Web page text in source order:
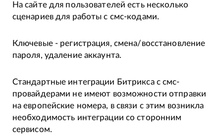
На сайте для пользователей есть несколько
сценариев для работы с смс-кодами.
Ключевые - регистрация, смена/восстановление
пароля, удаление аккаунта.
Стандартные интеграции Битрикса с смс-
провайдерами не имеют возможности отправки
на европейские номера, в связи с этим возникла
необходимость интеграции со сторонним
сервисом.